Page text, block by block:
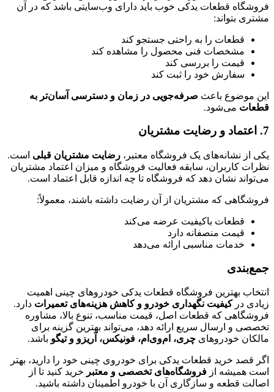
فروشگاه قطعات یدکی خوب باید دارای وب‌سایتی باشد که در آن
مشتری بتواند:
قطعات را به راحتی جستجو کند
مشخصات فنی محصول را مشاهده کند
قیمت را بررسی کند
سفارش خود را ثبت کند
این موضوع باعث صرفه‌جویی در زمان و دسترسی آسان‌تر به
قطعات می‌شود.
7. اعتماد و رضایت مشتریان
یکی از نشانه‌های یک فروشگاه معتبر، رضایت مشتریان قبلی است.
نظرات کاربران، سابقه فعالیت فروشگاه و میزان اعتماد مشتریان
می‌تواند نشان دهد که فروشگاه تا چه اندازه قابل اعتماد است.
فروشگاهی که مشتریان از آن رضایت داشته باشند، معمولاً:
قطعات باکیفیت عرضه می‌کند
قیمت منصفانه دارد
خدمات مناسبی ارائه می‌دهد
جمع‌بندی
انتخاب بهترین فروشگاه قطعات یدکی خودروهای چینی اهمیت
زیادی درکیفیت نگهداری خودرو و کاهش هزینه‌های تعمیرات دارد.
فروشگاهی که قطعات اصل، قیمت مناسب، تنوع بالا، مشاوره
تخصصی و ارسال سریع ارائه دهد، می‌تواند بهترین گزینه برای
مالکان خودروهای چری، ام‌وی‌ام، فونیکس، آریزو و تیگو باشد.
اگر قصد خرید قطعات یدکی برای خودروی چینی خود را دارید، بهتر
است همیشه از فروشگاه‌های تخصصی و معتبر خرید کنید تا از
اصالت قطعه و سازگاری آن با خودرو اطمینان داشته باشید.